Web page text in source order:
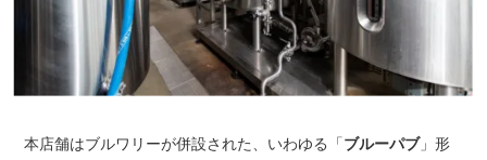
本店舗はブルワリーが併設された、いわゆる「ブルーパブ」形